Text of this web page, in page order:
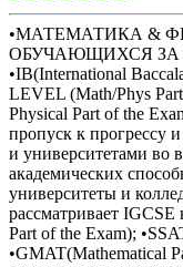
•МАТЕМАТИКА &
ОБУЧАЮЩИХСЯ ЗА
•IB(International
LEVEL (Math/Phys
Physical Part of the
пропуск к прогрессу
и университетами во
академических
университеты и
рассматривает
Part of the Exam);
•GMAT(Mathematical